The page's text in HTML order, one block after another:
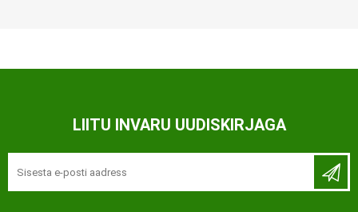
LIITU INVARU UUDISKIRJAGA